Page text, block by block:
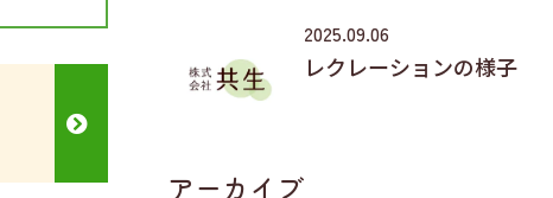
2025.09.06
レクレーションの様子
アーカイブ